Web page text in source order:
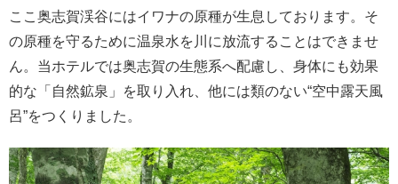
ここ奥志賀渓谷にはイワナの原種が生息しております。そ
の原種を守るために温泉水を川に放流することはできませ
ん。当ホテルでは奥志賀の生態系へ配慮し、身体にも効果
的な「自然鉱泉」を取り入れ、他には類のない“空中露天風
呂”をつくりました。